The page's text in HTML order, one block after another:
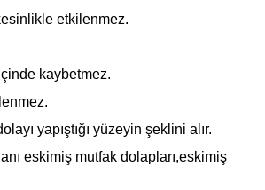
etkilenmez.
kaybetmez.
yapıştığı yüzeyin şeklini alır.
eskimiş mutfak dolapları,eskimiş